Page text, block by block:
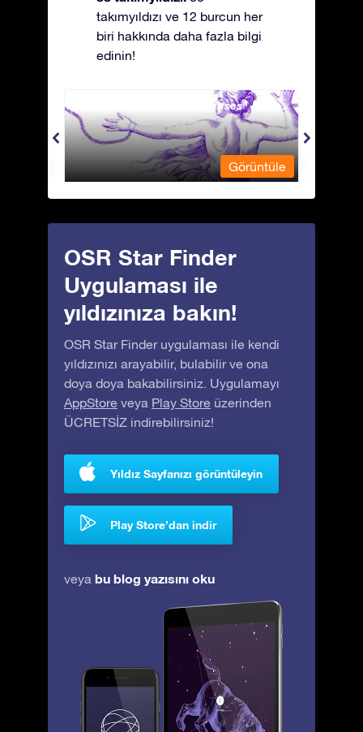
takımyıldızı ve 12 burcun her
biri hakkında daha fazla bilgi
edinin!
Andromeda - Zincirli Prenses
Görüntüle
OSR Star Finder
Uygulaması ile
yıldızınıza bakın!
OSR Star Finder uygulaması ile kendi
yıldızınızı arayabilir, bulabilir ve ona
doya doya bakabilirsiniz. Uygulamayı
AppStore veya Play Store üzerinden
ÜCRETSİZ indirebilirsiniz!
Yıldız Sayfanızı görüntüleyin
Play Store’dan indir
veya bu blog yazısını oku